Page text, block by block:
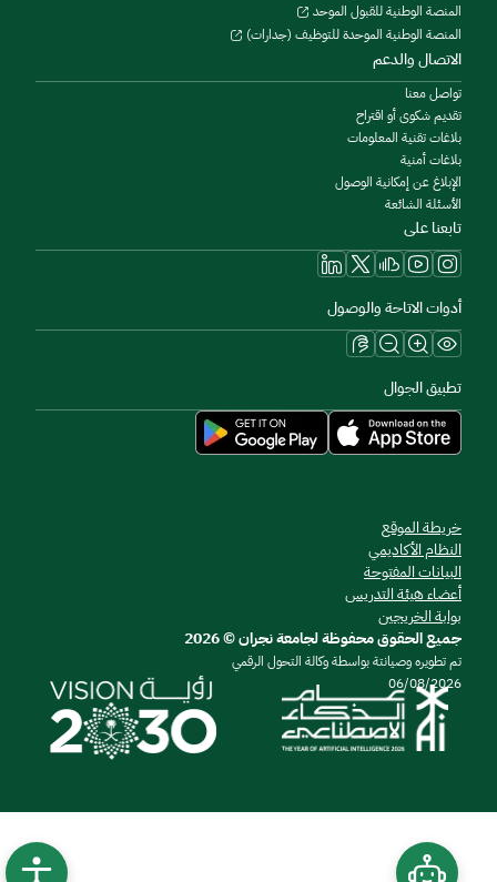
المنصة الوطنية للقبول الموحد
المنصة الوطنية الموحدة للتوظيف (جدارات)
الاتصال والدعم
تواصل معنا
تقديم شكوى أو اقتراح
بلاغات تقنية المعلومات
بلاغات أمنية
الإبلاغ عن إمكانية الوصول
الأسئلة الشائعة
تابعنا على
أدوات الاتاحة والوصول
تطبيق الجوال
خريطة الموقع
النظام الأكاديمي
البيانات المفتوحة
أعضاء هيئة التدريس
بوابة الخريجين
جميع الحقوق محفوظة لجامعة نجران © 2026
تم تطويره وصيانتة بواسطة وكالة التحول الرقمي
06/08/2026